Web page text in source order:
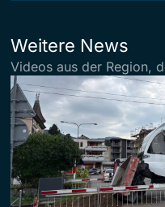
Weitere News
Videos aus der Region,